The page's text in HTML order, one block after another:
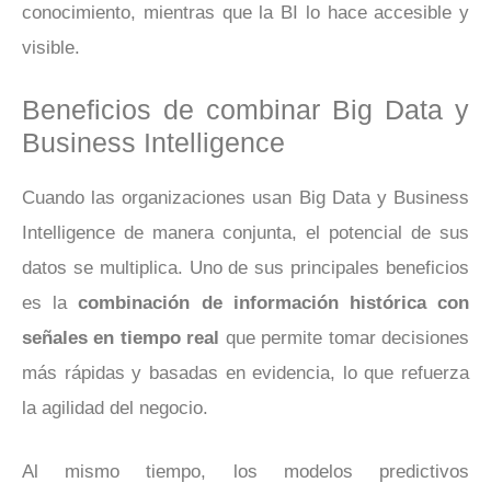
conocimiento, mientras que la BI lo hace accesible y
visible.
Beneficios de combinar Big Data y
Business Intelligence
Cuando las organizaciones usan Big Data y Business
Intelligence de manera conjunta, el potencial de sus
datos se multiplica. Uno de sus principales beneficios
es lacombinación de información histórica con
señales en tiempo real que permite tomar decisiones
más rápidas y basadas en evidencia, lo que refuerza
la agilidad del negocio.
Al mismo tiempo, los modelos predictivos